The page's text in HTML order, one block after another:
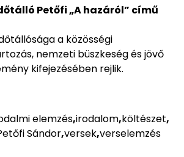
Petőfi „A hazáról” című
a közösségi
nemzeti büszkeség és jövő
kifejezésében rejlik.
elemzés,irodalom,költészet,
Sándor,versek,verselemzés